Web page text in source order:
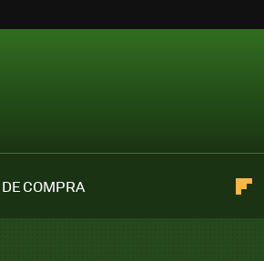
COMPRA